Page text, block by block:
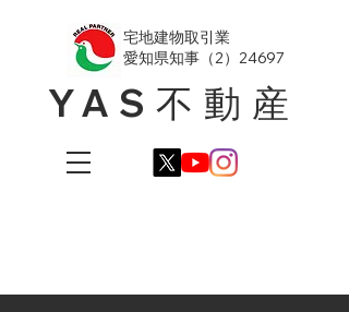
YAS不動産
​宅地建物取引業
愛知県知事（2）24697